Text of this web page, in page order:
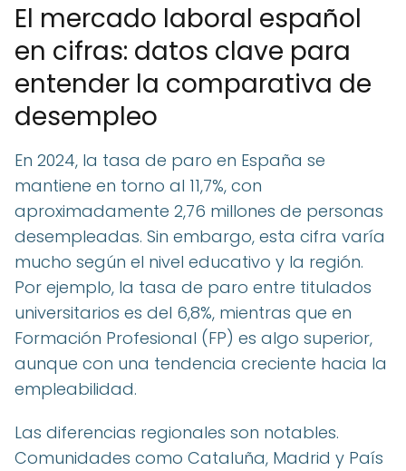
El mercado laboral español
en cifras: datos clave para
entender la comparativa de
desempleo
En 2024, la tasa de paro en España se
mantiene en torno al 11,7%, con
aproximadamente 2,76 millones de personas
desempleadas. Sin embargo, esta cifra varía
mucho según el nivel educativo y la región.
Por ejemplo, la tasa de paro entre titulados
universitarios es del 6,8%, mientras que en
Formación Profesional (FP) es algo superior,
aunque con una tendencia creciente hacia la
empleabilidad.
Las diferencias regionales son notables.
Comunidades como Cataluña, Madrid y País